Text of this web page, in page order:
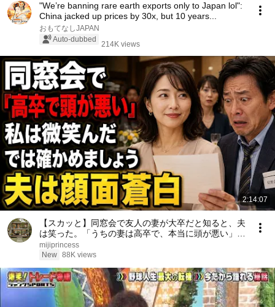
"We’re banning rare earth exports only to Japan lol":
China jacked up prices by 30x, but 10 years...
おもてなしJAPAN
Auto-dubbed
214K views
2:14:07
【スカッと】同窓会で友人の妻が大卒だと知ると、夫
は笑った。「うちの妻は高卒で、本当に頭が悪い」私
は微笑んだ。「では、どちらが愚かか確かめましょ
う」――数分後、夫は顔面蒼白になった……。
mijiprincess
New 88K views